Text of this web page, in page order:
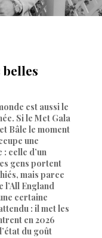
belles
est aussi le
Si le Met Gala
Bâle le moment
une
celle d’un
gens portent
mais parce
l’All England
certaine
: il met les
en 2026
du goût